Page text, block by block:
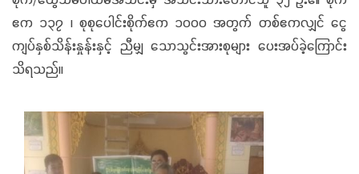
ဧက ၁၃၇ ၊ စုစုပေါင်းစိုက်ဧက ၁၀၀၀ အတွက် တစ်ဧကလျှင် ငွေ
ကျပ်နှစ်သိန်းနှုန်းနှင့် ညီမျှ သောသွင်းအားစုများ ပေးအပ်ခဲ့ကြောင်း
သိရသည်။